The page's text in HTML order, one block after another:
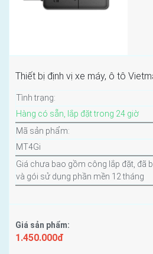
Thiết bị định vị xe máy, ô tô
Tình trạng:
Hàng có sẵn, lắp đặt trong 24 giờ
Mã sản phẩm:
MT4Gi
Giá chưa bao gồm công lắp đặt, đã
và gói sử dụng phần mền 12 tháng
Giá sản phẩm:
1.450.000đ